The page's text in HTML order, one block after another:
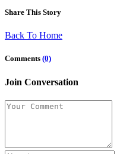
Share This Story
Back To Home
Comments (0)
Join Conversation